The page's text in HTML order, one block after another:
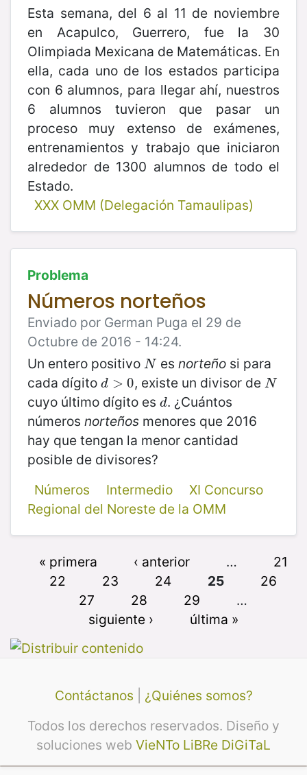
Esta semana, del 6 al 11 de noviembre
en Acapulco, Guerrero, fue la 30
Olimpiada Mexicana de Matemáticas. En
ella, cada uno de los estados participa
con 6 alumnos, para llegar ahí, nuestros
6 alumnos tuvieron que pasar un
proceso muy extenso de exámenes,
entrenamientos y trabajo que iniciaron
alrededor de 1300 alumnos de todo el
Estado.
XXX OMM (Delegación Tamaulipas)
Problema
Números norteños
Enviado por German Puga el 29 de
Octubre de 2016 - 14:24.
Un entero positivo N
Nes norteño si para
cada dígito d > 0
d >0 , existe un divisor de N
N
cuyo último dígito es d
d. ¿Cuántos
números norteños menores que 2016
hay que tengan la menor cantidad
posible de divisores?
Números
Intermedio
XI Concurso
Regional del Noreste de la OMM
« primera ‹ anterior …
21
22
23 24 25
26
27
28 29
…
siguiente ›
última »
Contáctanos
¿Quiénes somos?
Todos los derechos reservados. Diseño y
soluciones web VieNTo LiBRe DiGiTaL